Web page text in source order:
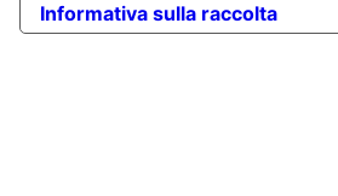
Informativa sulla raccolta